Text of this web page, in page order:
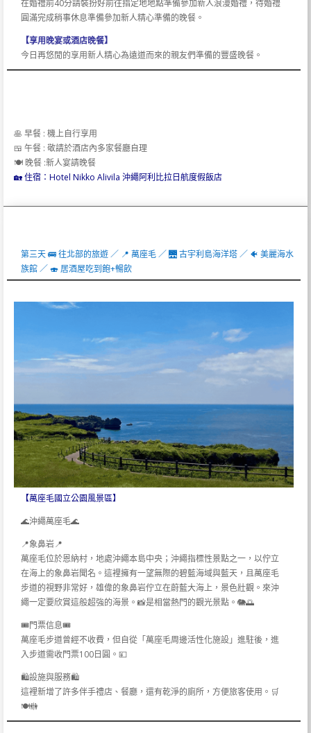
在婚禮前40分請裝扮好前往指定地地點準備參加新人浪漫婚禮，待婚禮
圓滿完成稍事休息準備參加新人精心準備的晚餐。
【享用晚宴或酒店晚餐】
今日再悠閒的享用新人精心為遠道而來的親友們準備的豐盛晚餐。
🥞 早餐 : 機上自行享用
🍱 午餐 : 敬請於酒店內多家餐廳自理
🍽️ 晚餐 :新人宴請晚餐
🏡 住宿：Hotel Nikko Alivila 沖繩阿利比拉日航度假飯店
第三天 🚌 往北部的旅遊 ／ 📍 萬座毛 ／ 🌉 古宇利島海洋塔 ／ 🐠 美麗海水
族館 ／ 🍣 居酒屋吃到飽+暢飲
【萬座毛國立公園風景區】
🌊沖繩萬座毛🌊
📍象鼻岩📍
萬座毛位於恩納村，地處沖繩本島中央；沖繩指標性景點之一，以佇立
在海上的象鼻岩聞名。這裡擁有一望無際的碧藍海域與藍天，且萬座毛
步道的視野非常好，雄偉的象鼻岩佇立在蔚藍大海上，景色壯觀。來沖
繩一定要欣賞這般超強的海景。📸是相當熱門的觀光景點。🐘🌅
🎟️門票信息🎟️
萬座毛步道曾經不收費，但自從「萬座毛周邊活性化施設」進駐後，進
入步道需收門票100日圓。💴
🛍️設施與服務🛍️
這裡新增了許多伴手禮店、餐廳，還有乾淨的廁所，方便旅客使用。🛒
🍽️🚻